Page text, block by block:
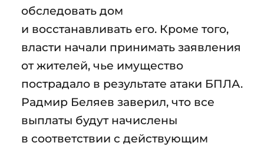
обследовать дом
и восстанавливать его. Кроме того,
власти начали принимать заявления
от жителей, чье имущество
пострадало в результате атаки БПЛА.
Радмир Беляев заверил, что все
выплаты будут начислены
в соответствии с действующим